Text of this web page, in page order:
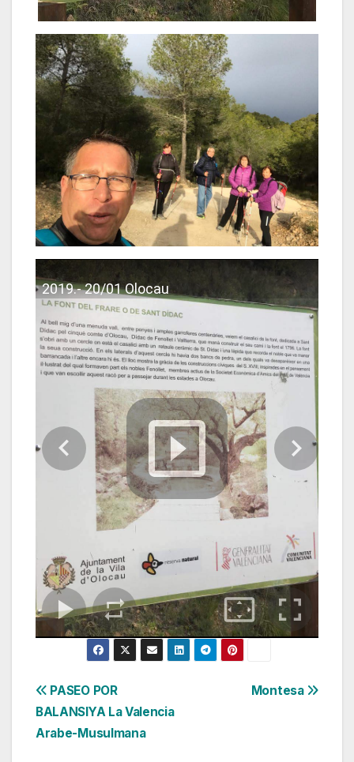
2019.- 20/01 Olocau
Navegación
de
Montesa
PASEO POR
BALANSIYA La Valencia
Arabe-Musulmana